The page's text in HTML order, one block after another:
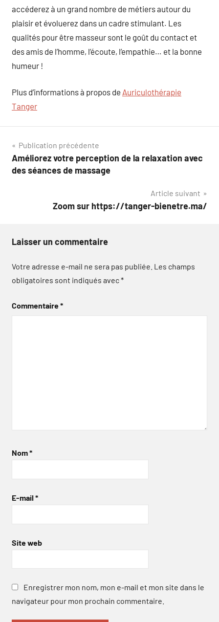
accéderez à un grand nombre de métiers autour du
plaisir et évoluerez dans un cadre stimulant. Les
qualités pour être masseur sont le goût du contact et
des amis de l’homme, l’écoute, l’empathie… et la bonne
humeur !
Plus d’informations à propos de Auriculothérapie
Tanger
Navigation
de
Publication précédente
Améliorez votre perception de la relaxation avec
des séances de massage
Article suivant
Zoom sur https://tanger-bienetre.ma/
Laisser un commentaire
Votre adresse e-mail ne sera pas publiée. Les champs
obligatoires sont indiqués avec*
Commentaire*
Nom*
E-mail *
Site web
Enregistrer mon nom, mon e-mail et mon site dans le
navigateur pour mon prochain commentaire.